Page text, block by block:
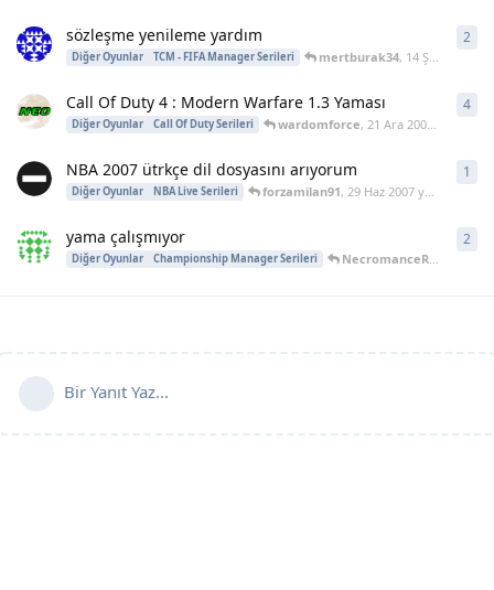
sözleşme yenileme yardım
Diğer Oyunlar TCM - FIFA Manager Serileri mertburak34, 14 Şub 2008
2
Call Of Duty 4 : Modern Warfare 1.3 Yaması
Diğer Oyunlar Call Of Duty Serileri wardomforce, 21 Ara 2007 yanıtladı
4
NBA 2007 ütrkçe dil dosyasını arıyorum
Diğer Oyunlar NBA Live Serileri forzamilan91, 29 Haz 2007yanıtladı
1
yama çalışmıyor
Diğer Oyunlar Championship Manager Serileri NecromanceR,19 Ağu
2
Bir Yanıt Yaz...